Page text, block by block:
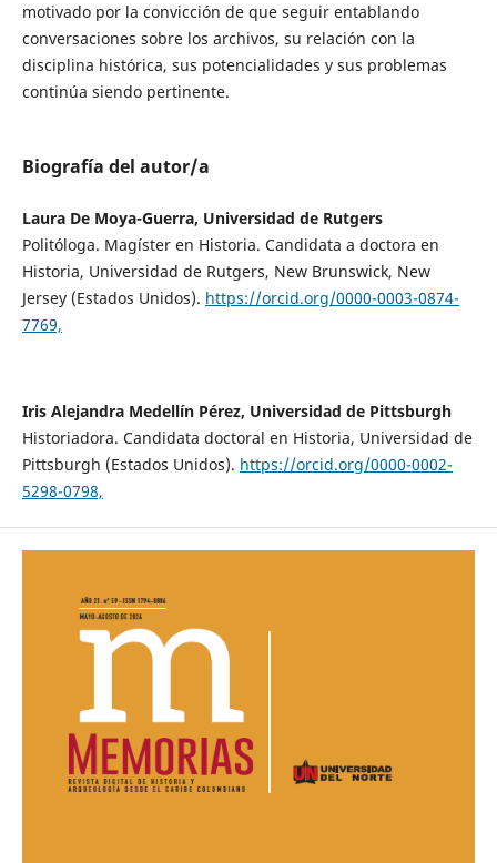
motivado por la convicción de que seguir entablando
conversaciones sobre los archivos, su relación con la
disciplina histórica, sus potencialidades y sus problemas
continúa siendo pertinente.
Biografía del autor/a
Laura De Moya-Guerra, Universidad de Rutgers
Politóloga. Magíster en Historia. Candidata a doctora en
Historia, Universidad de Rutgers, New Brunswick, New
Jersey (Estados Unidos). https://orcid.org/0000-0003-0874-
7769,
Iris Alejandra Medellín Pérez, Universidad de Pittsburgh
Historiadora. Candidata doctoral en Historia, Universidad de
Pittsburgh (Estados Unidos). https://orcid.org/0000-0002-
5298-0798,